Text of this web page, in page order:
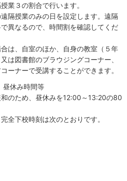
業３の割合で行います。
隔授業のみの日を設定します。遠隔
異なるので、時間割を確認してくだ
は、自室のほか、自身の教室（５年
は図書館のブラウジングコーナー、
ーナーで受講することができます。
昼休み時間等
和のため、昼休みを12:00～13:20の80
全下校時刻は次のとおりです。